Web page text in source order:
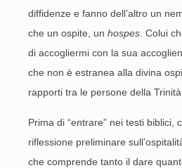
diffidenze e fanno dell’altro un
che un ospite, un hospes . Colui
di accogliermi con la sua
che non è estranea alla divina
rapporti tra le persone della Trinità.
Prima di “entrare” nei testi biblici,
riflessione preliminare
che comprende tanto il dare